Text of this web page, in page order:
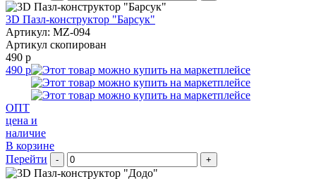
3D Пазл-конструктор "Барсук"
Артикул: MZ-094
Артикул скопирован
490 р
490 р
ОПТ
цена и
наличие
В корзине
Перейти
- +